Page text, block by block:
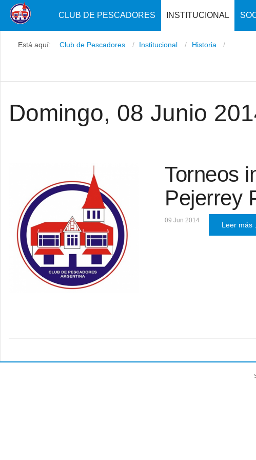
CLUB DE PESCADORES INSTITUCIONAL
Está aquí: Club de Pescadores Institucional Historia
Domingo, 08 Junio
Torneos
Pejerrey
09 Jun 2014
Leer más